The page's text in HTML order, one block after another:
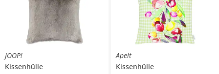
JOOP!
Kissenhülle
Apelt
Kissenhülle